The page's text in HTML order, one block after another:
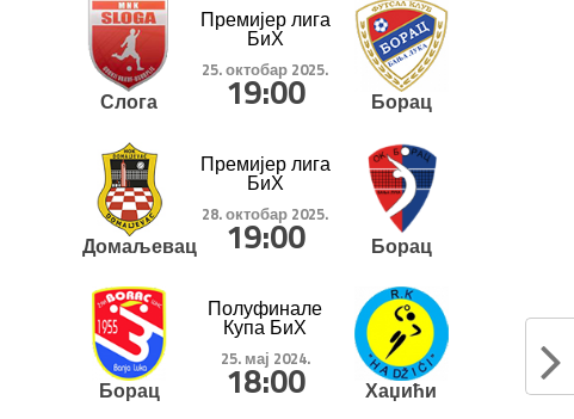
Слога
Премијер лига
БиХ
25. октобар 2025.
19:00 Борац
Домаљевац
Премијер лига
БиХ
28. октобар 2025.
19:00 Борац
Борац
Полуфинале
Купа БиХ
25. мај 2024.
18:00 Хаџићи